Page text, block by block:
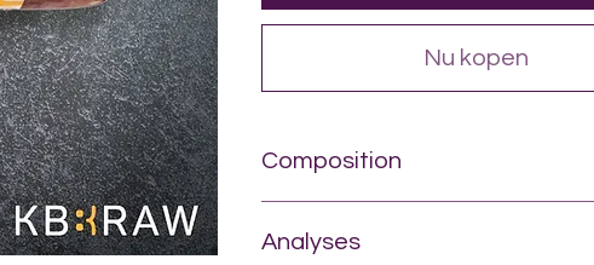
Nu kopen
Composition
5 % de foie,
Analyses